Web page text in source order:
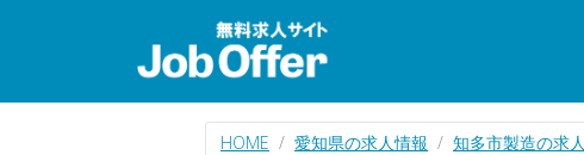
HOME 愛知県の求人情報 知多市製造の求人